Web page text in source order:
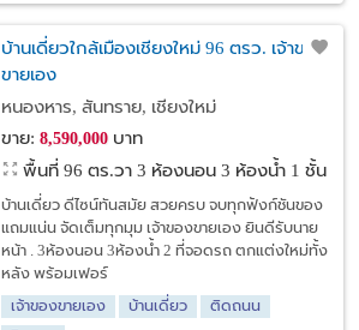
บ้านเดี่ยวใกล้เมืองเชียงใหม่ 96 ตรว. เจ้าของ
ขายเอง
หนองหาร, สันทราย, เชียงใหม่
ขาย: 8,590,000บาท
พื้นที่ 96 ตร.วา 3 ห้องนอน 3 ห้องน้ำ 1 ชั้น
บ้านเดี่ยว ดีไซน์ทันสมัย สวยครบ จบทุกฟังก์ชันของ
แถมแน่น จัดเต็มทุกมุม เจ้าของขายเอง ยินดีรับนาย
หน้า . 3ห้องนอน 3ห้องน้ำ 2 ที่จอดรถ ตกแต่งใหม่ทั้ง
หลัง พร้อมเฟอร์
เจ้าของขายเอง
บ้านเดี่ยว
ติดถนน